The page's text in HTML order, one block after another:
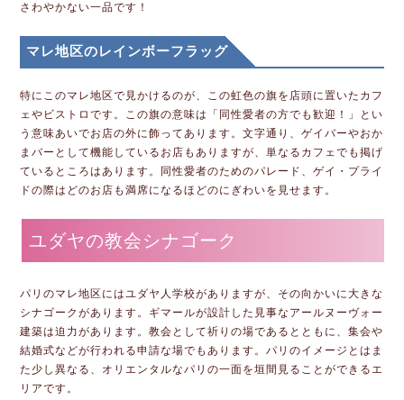
さわやかない一品です！
マレ地区のレインボーフラッグ
特にこのマレ地区で見かけるのが、この虹色の旗を店頭に置いたカフ
ェやビストロです。この旗の意味は「同性愛者の方でも歓迎！」とい
う意味あいでお店の外に飾ってあります。文字通り、ゲイバーやおか
まバーとして機能しているお店もありますが、単なるカフェでも掲げ
ているところはあります。同性愛者のためのパレード、ゲイ・プライ
ドの際はどのお店も満席になるほどのにぎわいを見せます。
ユダヤの教会シナゴーク
パリのマレ地区にはユダヤ人学校がありますが、その向かいに大きな
シナゴークがあります。ギマールが設計した見事なアールヌーヴォー
建築は迫力があります。教会として祈りの場であるとともに、集会や
結婚式などが行われる申請な場でもあります。パリのイメージとはま
た少し異なる、オリエンタルなパリの一面を垣間見ることができるエ
リアです。